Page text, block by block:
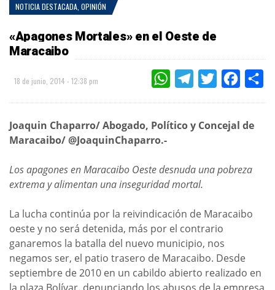
NOTICIA DESTACADA OPINIÓN
«Apagones Mortales» en el Oeste de
Maracaibo
18 de junio, 2014 - 12:38 pm WHATSAPPTELEGRAMTWITTER
Joaquin Chaparro/ Abogado, Político y Concejal de
Maracaibo/ @JoaquinChaparro.-
Los apagones en Maracaibo Oeste desnuda una pobreza
extrema y alimentan una inseguridad mortal.
La lucha continúa por la reivindicación de Maracaibo
oeste y no será detenida, más por el contrario
ganaremos la batalla del nuevo municipio, nos
negamos ser, el patio trasero de Maracaibo. Desde
septiembre de 2010 en un cabildo abierto realizado en